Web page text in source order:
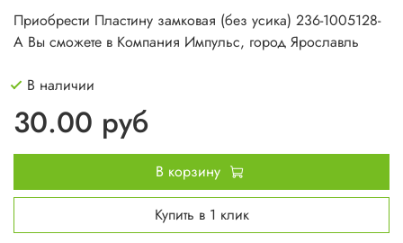
Приобрести Пластину замковая (без усика) 236-1005128-
А Вы сможете в Компания Импульс, город Ярославль
В наличии
30.00 руб
В корзину
Купить в 1 клик